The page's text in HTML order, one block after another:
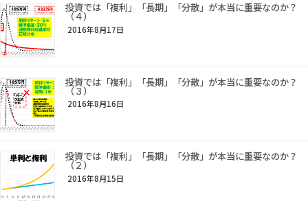
投資では「複利」「長期」「分散」が本当に重要なのか？
（４）
2016年8月17日
投資では「複利」「長期」「分散」が本当に重要なのか？
（３）
2016年8月16日
投資では「複利」「長期」「分散」が本当に重要なのか？
（２）
2016年8月15日